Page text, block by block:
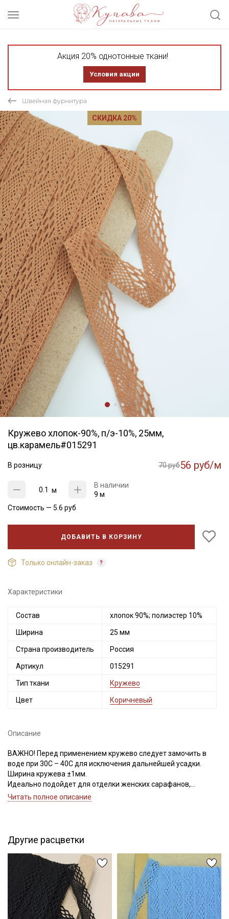
Акция 20% однотонные ткани!
Условия акции
Швейная фурнитура
СКИДКА 20%
Кружево хлопок-90%, п/э-10%, 25мм,
цв.карамель#015291
В розницу 70 руб56 руб/м
м
В наличии
9 м
Стоимость — 5.6 руб
ДОБАВИТЬ В КОРЗИНУ
Только онлайн-заказ
Характеристики
Состав хлопок 90%; полиэстер 10%
Ширина 25 мм
Страна производитель Россия
Артикул 015291
Тип ткани Кружево
Цвет Коричневый
Описание
ВАЖНО! Перед применением кружево следует замочить в
воде при 30С – 40С для исключения дальнейшей усадки.
Ширина кружева ±1мм.
Идеально подойдет для отделки женских сарафанов,
платьев, юбок, рукавов.
Цветопередача может отличаться от оригинального цвета в
зависимости от настроек вашего монитора.
Читать полное описание
Другие расцветки